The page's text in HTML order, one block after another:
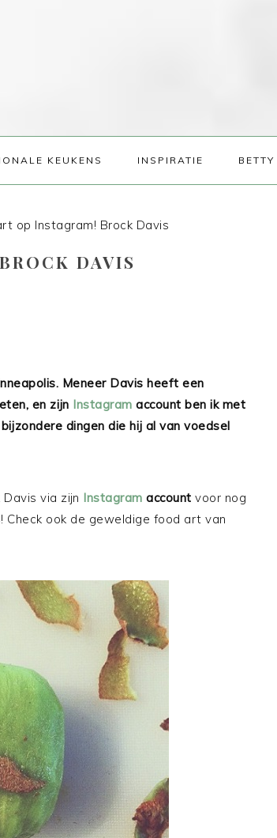
KEUKENS INSPIRATIE BETTY
op Instagram! Brock Davis
DAVIS
Meneer Davis heeft een
en zijn Instagram account ben ik met
dingen die hij al van voedsel
via zijn Instagram account voor nog
ook de geweldige food art van